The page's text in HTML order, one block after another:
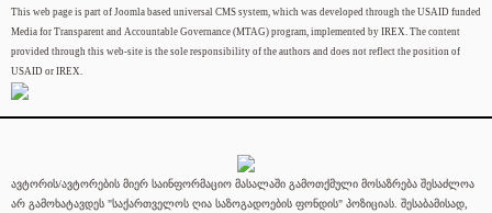
This web page is part of Joomla based universal CMS system, which was developed through the USAID funded
Media for Transparent and Accountable Governance (MTAG) program, implemented by IREX. The content
provided through this web-site is the sole responsibility of the authors and does not reflect the position of
USAID or IREX.
ავტორის/ავტორების მიერ საინფორმაციო მასალაში გამოთქმული მოსაზრება შესაძლოა
არ გამოხატავდეს "საქართველოს ღია საზოგადოების ფონდის" პოზიციას. შესაბამისად,